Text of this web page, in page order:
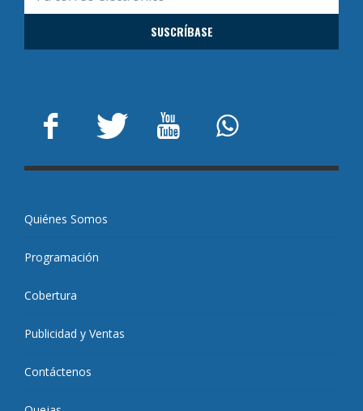
Quiénes Somos
Programación
Cobertura
Publicidad y Ventas
Contáctenos